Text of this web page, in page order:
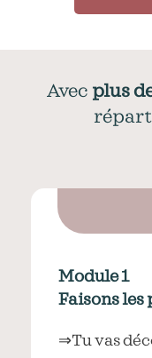
Avec plus
Module 1
Faisons
⇒Tu vas